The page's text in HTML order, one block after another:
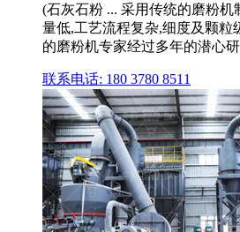
(石灰石粉 ... 采用传统的磨粉
量低,工艺流程复杂,细度及颗粒
的磨粉机专家经过多年的潜心
联系电话: 180 3780 8511